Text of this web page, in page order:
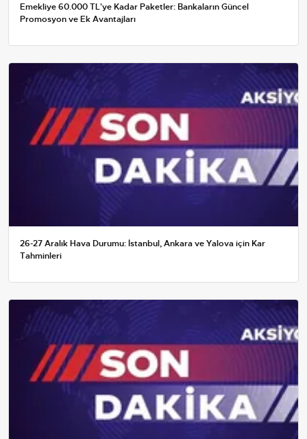
Emekliye 60.000 TL'ye Kadar Paketler: Bankaların Güncel
Promosyon ve Ek Avantajları
26-27 Aralık Hava Durumu: İstanbul, Ankara ve Yalova için Kar
Tahminleri